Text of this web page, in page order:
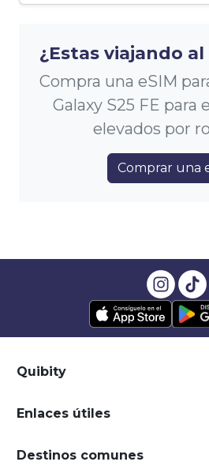
¿Estas viajando
Compra una eSIM
Galaxy S25 FE para
elevados por
Comprar una
Quibity
Enlaces útiles
Destinos comunes